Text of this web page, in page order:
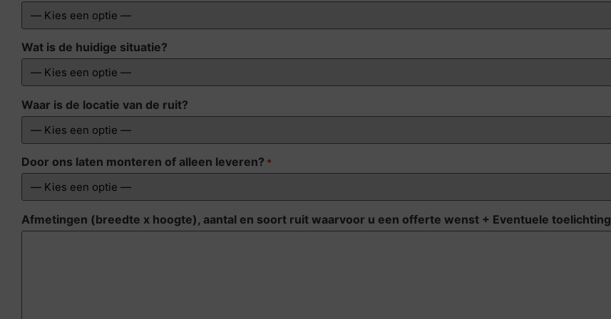
Wat is de huidige situatie?
Waar is de locatie van de ruit?
Door ons laten monteren of alleen leveren? *
Afmetingen (breedte x hoogte), aantal en soort ruit waarvoor u een offerte wenst + Eventuele toelichting